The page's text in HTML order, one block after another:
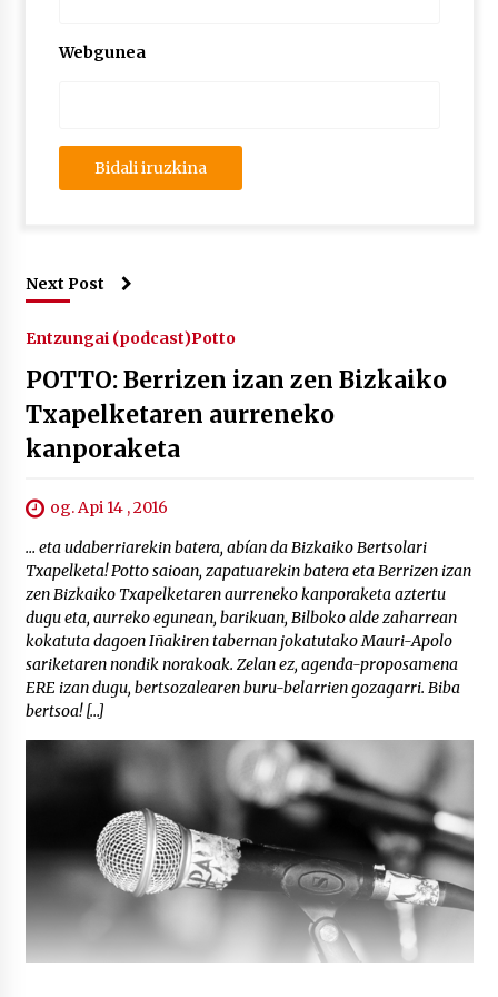
Webgunea
Next Post
Entzungai (podcast)Potto
POTTO: Berrizen izan zen Bizkaiko
Txapelketaren aurreneko
kanporaketa
og. Api 14 , 2016
… eta udaberriarekin batera, abían da Bizkaiko Bertsolari
Txapelketa! Potto saioan, zapatuarekin batera eta Berrizen izan
zen Bizkaiko Txapelketaren aurreneko kanporaketa aztertu
dugu eta, aurreko egunean, barikuan, Bilboko alde zaharrean
kokatuta dagoen Iñakiren tabernan jokatutako Mauri-Apolo
sariketaren nondik norakoak. Zelan ez, agenda-proposamena
ERE izan dugu, bertsozalearen buru-belarrien gozagarri. Biba
bertsoa! […]